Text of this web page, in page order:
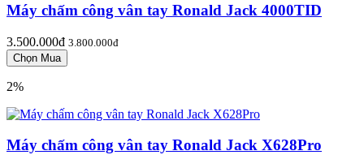
Máy chấm công vân tay Ronald Jack 4000TID
3.500.000đ 3.800.000đ
2%
Máy chấm công vân tay Ronald Jack X628Pro